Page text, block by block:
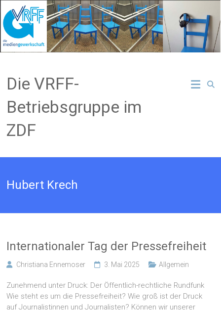
Inhalt
springen
Die VRFF-
Betriebsgruppe im
ZDF
Hubert Krech
Internationaler Tag der Pressefreiheit
Christiana Ennemoser 3. Mai 2025 Allgemein
Zunehmend unter Druck: Der Öffentlich-rechtliche Rundfunk
Wie steht es um die Pressefreiheit? Wie groß ist der Druck
auf Journalistinnen und Journalisten? Können wir unserer